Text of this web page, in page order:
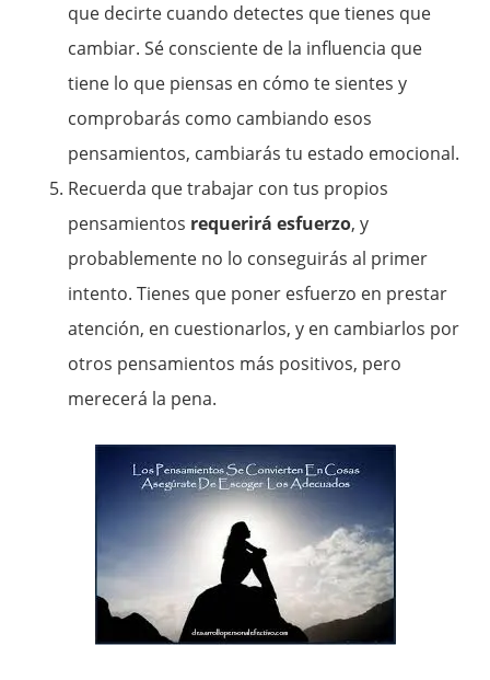
que decirte cuando detectes que tienes que
cambiar. Sé consciente de la influencia que
tiene lo que piensas en cómo te sientes y
comprobarás como cambiando esos
pensamientos, cambiarás tu estado emocional.
Recuerda que trabajar con tus propios
pensamientos requerirá esfuerzo, y
probablemente no lo conseguirás al primer
intento. Tienes que poner esfuerzo en prestar
atención, en cuestionarlos, y en cambiarlos por
otros pensamientos más positivos, pero
merecerá la pena.